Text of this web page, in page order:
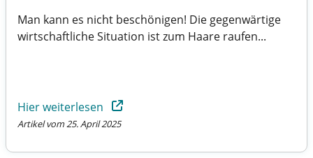
Man kann es nicht beschönigen! Die gegenwärtige
wirtschaftliche Situation ist zum Haare raufen...
Hier weiterlesen
Artikel vom 25. April 2025